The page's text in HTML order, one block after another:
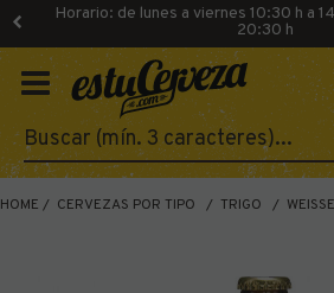
Horario: de lunes a viernes 10:30 h a
20:30 h
HOME CERVEZAS POR TIPO TRIGO